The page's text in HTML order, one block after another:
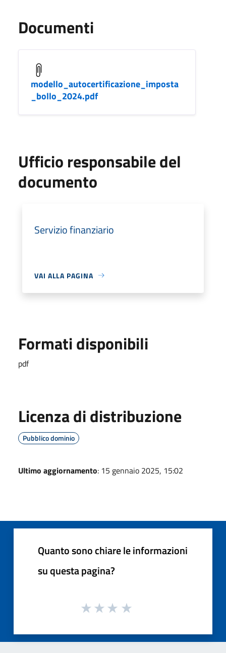
Documenti
modello_autocertificazione_imposta
_bollo_2024.pdf
Ufficio responsabile del
documento
Servizio finanziario
VAI ALLA PAGINA
Formati disponibili
pdf
Licenza di distribuzione
Pubblico dominio
Ultimo aggiornamento: 15 gennaio 2025, 15:02
Quanto sono chiare le informazioni
su questa pagina?